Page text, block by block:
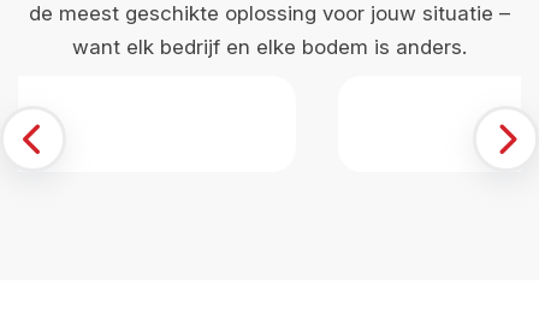
de meest geschikte oplossing voor jouw situatie –
want elk bedrijf en elke bodem is anders.